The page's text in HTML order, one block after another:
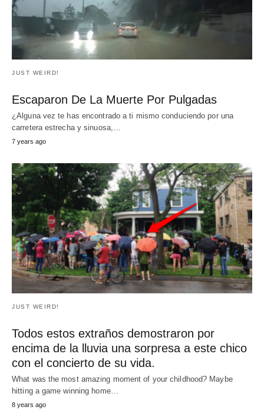
¿Alguna vez te has encontrado a ti mismo conduciendo por una
carretera estrecha y sinuosa,…
7 years ago
JUST WEIRD!
Todos estos extraños demostraron por
encima de la lluvia una sorpresa a este chico
con el concierto de su vida.
What was the most amazing moment of your childhood? Maybe
hitting a game winning home…
8 years ago